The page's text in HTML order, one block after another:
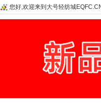
您好,欢迎来到大号轻纺城